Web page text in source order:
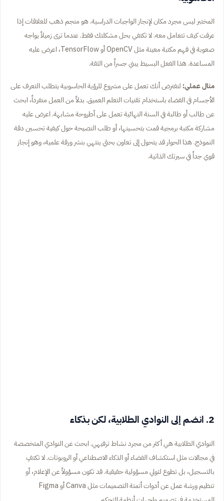
المختبر ليس مجرد مكان لإنجاز الواجبات الدراسية. هو منجم ذهب للعلاقات إذا
عرفت كيف تتعامل معه. لا تكتفي بحل مشكلتك فقط. عندما ترى زميلاً يواجه
صعوبة في فهم مكتبة معينة مثل OpenCV أو TensorFlow، اعرض عليه
المساعدة. هذا الفعل البسيط يبني جسراً من الثقة.
مثال عملي: لنفترض أنك تعمل على مشروع للرؤية الحاسوبية يتطلب التعرف على
الأجسام في الفضاء باستخدام تقنيات التعلم العميق. بدلاً من العمل منفرداً، ابحث
عن طالب أو طالبة في السنة النهائية تعمل على أطروحة مشابهة. اعرض عليه
مشاركة مكتبة برمجية قمت بتحسينها، أو طلب النصيحة حول كيفية تحسين دقة
النموذج. هذا الحوار قد يتحول إلى تعاون بحثي ينتهي بنشر ورقة علمية، وهو إنجاز
قوي جداً في سيرتك الذاتية.
2. انضم إلى النوادي الطلابية، لكن بذكاء
النوادي الطلابية هي أكثر من مجرد نشاط ترفيهي. ابحث عن النوادي المتخصصة
في مجالات مثل استكشاف الفضاء أو الذكاء الاصطناعي أو الروبوتات. لا تكتفِ
بالتسجيل، بل تطوع لتولي مسؤولية حقيقية. قد تكون مسؤولاً عن الإعلام، أو
تنظيم ورشة عمل عن أدوات أتمتة التصميمات مثل Canva أو Figma